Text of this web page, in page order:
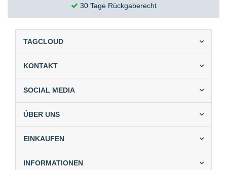
30 Tage Rückgaberecht
TAGCLOUD
KONTAKT
SOCIAL MEDIA
ÜBER UNS
EINKAUFEN
INFORMATIONEN